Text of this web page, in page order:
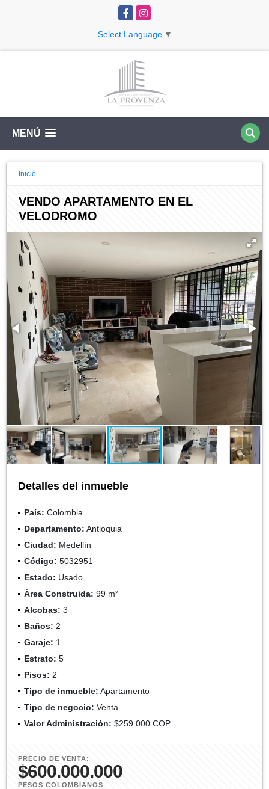
FacebookInstagram
Select Language ▼
MENÚ
Inicio
VENDO APARTAMENTO EN EL
VELODROMO
Detalles del inmueble
País: Colombia
Departamento: Antioquia
Ciudad: Medellín
Código: 5032951
Estado: Usado
Área Construida: 99 m²
Alcobas: 3
Baños: 2
Garaje: 1
Estrato: 5
Pisos: 2
Tipo de inmueble: Apartamento
Tipo de negocio: Venta
Valor Administración: $259.000 COP
PRECIO DE VENTA:
$600.000.000
PESOS COLOMBIANOS